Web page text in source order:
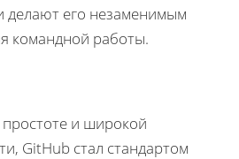
делают его незаменимым
командной работы.
и широкой
GitHub стал стандартом